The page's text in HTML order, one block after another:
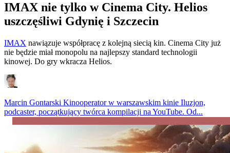
IMAX nie tylko w Cinema City. Helios
uszczęśliwi Gdynię i Szczecin
IMAX nawiązuje współpracę z kolejną siecią kin. Cinema City już
nie będzie miał monopolu na najlepszy standard technologii
kinowej. Do gry wkracza Helios.
Marcin Gontarski Kinooperator w warszawskim kinie Iluzjon,
podcaster, początkujący twórca kompilacji na YouTube. Od...